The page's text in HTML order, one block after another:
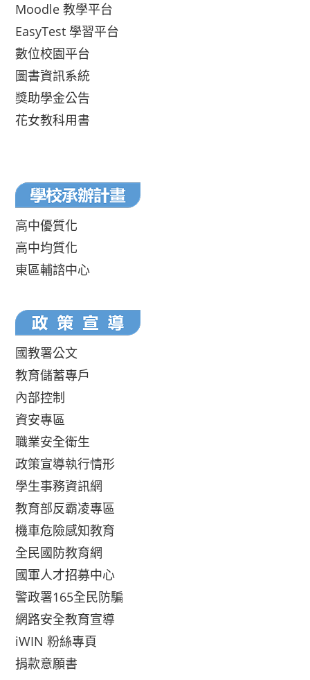
Moodle 教學平台
EasyTest 學習平台
數位校園平台
圖書資訊系統
獎助學金公告
花女教科用書
高中優質化
高中均質化
東區輔諮中心
國教署公文
教育儲蓄專戶
內部控制
資安專區
職業安全衛生
政策宣導執行情形
學生事務資訊網
教育部反霸凌專區
機車危險感知教育
全民國防教育網
國軍人才招募中心
警政署165全民防騙
網路安全教育宣導
iWIN 粉絲專頁
捐款意願書